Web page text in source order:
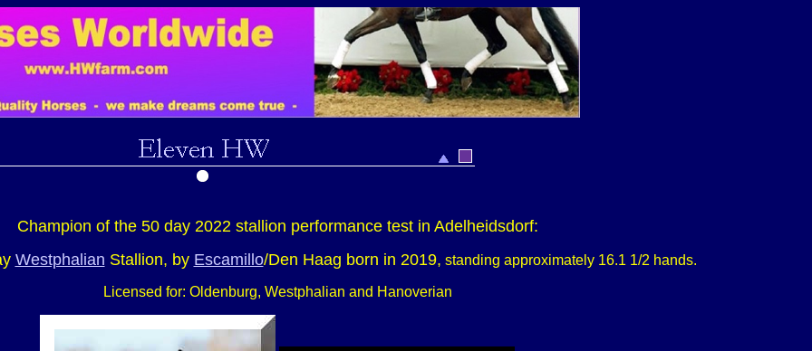
Champion of the 50 day 2022 stallion performance test in Adelheidsdorf:
Westphalian Stallion, by Escamillo/Den Haag born in 2019, standing approximately 16.1 1/2 hands.
Licensed for: Oldenburg, Westphalian and Hanoverian